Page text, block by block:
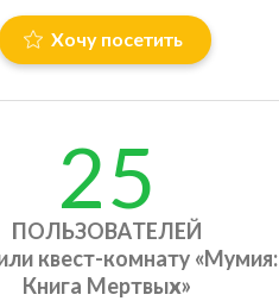
Хочу посетить
25
ПОЛЬЗОВАТЕЛЕЙ
квест-комнату «Мумия:
Книга Мертвых»